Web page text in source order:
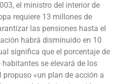
el ministro del interior de
requiere 13 millones de
las pensiones hasta el
habrá disminuido en 10
significa que el porcentaje de
se elevará de los
propuso «un plan de acción a